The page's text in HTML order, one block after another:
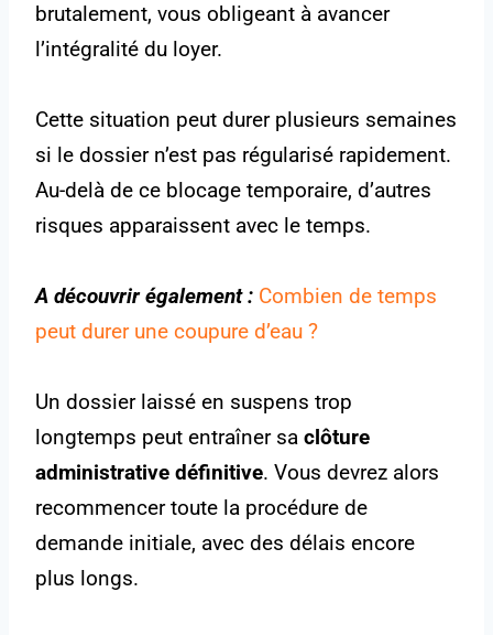
brutalement, vous obligeant à avancer
l’intégralité du loyer.
Cette situation peut durer plusieurs semaines
si le dossier n’est pas régularisé rapidement.
Au-delà de ce blocage temporaire, d’autres
risques apparaissent avec le temps.
A découvrir également : Combien de temps
peut durer une coupure d’eau ?
Un dossier laissé en suspens trop
longtemps peut entraîner sa clôture
administrative définitive. Vous devrez alors
recommencer toute la procédure de
demande initiale, avec des délais encore
plus longs.